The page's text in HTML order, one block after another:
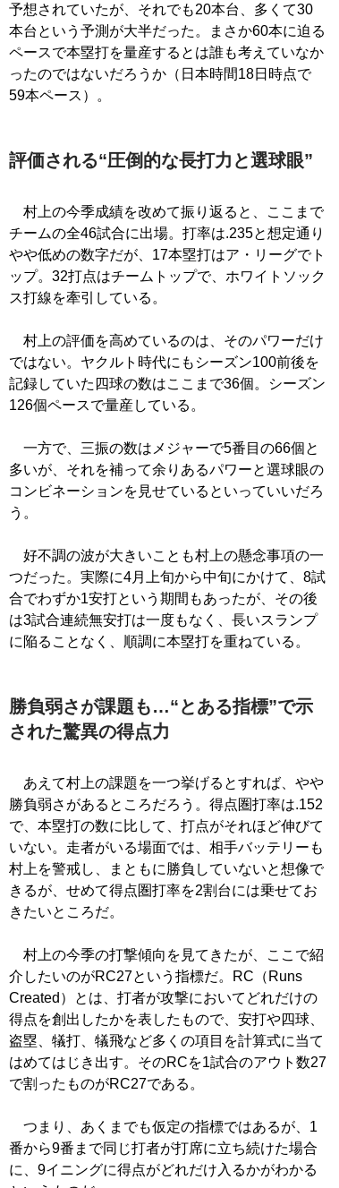
予想されていたが、それでも20本台、多くて30
本台という予測が大半だった。まさか60本に迫る
ペースで本塁打を量産するとは誰も考えていなか
ったのではないだろうか（日本時間18日時点で
59本ペース）。
評価される“圧倒的な長打力と選球眼”
村上の今季成績を改めて振り返ると、ここまで
チームの全46試合に出場。打率は.235と想定通り
やや低めの数字だが、17本塁打はア・リーグでト
ップ。32打点はチームトップで、ホワイトソック
ス打線を牽引している。
村上の評価を高めているのは、そのパワーだけ
ではない。ヤクルト時代にもシーズン100前後を
記録していた四球の数はここまで36個。シーズン
126個ペースで量産している。
一方で、三振の数はメジャーで5番目の66個と
多いが、それを補って余りあるパワーと選球眼の
コンビネーションを見せているといっていいだろ
う。
好不調の波が大きいことも村上の懸念事項の一
つだった。実際に4月上旬から中旬にかけて、8試
合でわずか1安打という期間もあったが、その後
は3試合連続無安打は一度もなく、長いスランプ
に陥ることなく、順調に本塁打を重ねている。
勝負弱さが課題も…“とある指標”で示
された驚異の得点力
あえて村上の課題を一つ挙げるとすれば、やや
勝負弱さがあるところだろう。得点圏打率は.152
で、本塁打の数に比して、打点がそれほど伸びて
いない。走者がいる場面では、相手バッテリーも
村上を警戒し、まともに勝負していないと想像で
きるが、せめて得点圏打率を2割台には乗せてお
きたいところだ。
村上の今季の打撃傾向を見てきたが、ここで紹
介したいのがRC27という指標だ。RC（Runs
Created）とは、打者が攻撃においてどれだけの
得点を創出したかを表したもので、安打や四球、
盗塁、犠打、犠飛など多くの項目を計算式に当て
はめてはじき出す。そのRCを1試合のアウト数27
で割ったものがRC27である。
つまり、あくまでも仮定の指標ではあるが、1
番から9番まで同じ打者が打席に立ち続けた場合
に、9イニングに得点がどれだけ入るかがわかる